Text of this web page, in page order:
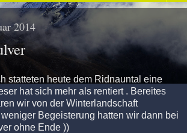
2014
statteten heute dem Ridnauntal eine
hat sich mehr als rentiert . Bereites
wir von der Winterlandschaft
Begeisterung hatten wir dann bei
ohne Ende ))